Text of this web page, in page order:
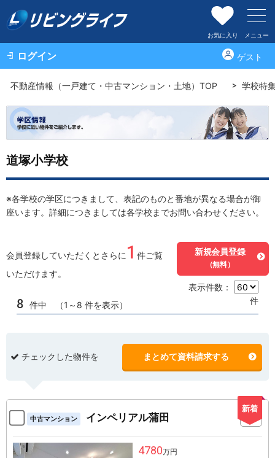
お気に入り メニュー
ログイン ゲスト
不動産情報（一戸建て・中古マンション・土地）TOP 学校特
道塚小学校
※各学校の学区につきまして、表記のものと番地が異なる場合が御
座います。詳細につきましては各学校までお問い合わせください。
会員登録していただくとさらに 1 件ご覧
いただけます。
新規会員登録
（無料）
8 件中 （1～8 件を表示）
表示件数：
件
チェックした物件を まとめて資料請求する
新着
中古マンション インペリアル蒲田
4780万円